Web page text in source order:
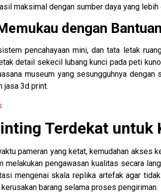
maksimal dengan sumber daya yang lebih
dengan
pencahayaan mini, dan tata letak
detail sekecil lubang kunci pada peti
museum yang sesungguhnya
jasa 3d print.
Terdekat untuk
pameran yang ketat, kemudahan akses
melakukan pengawasan kualitas secara
mengenai skala replika artefak agar
barang selama proses pengiriman.